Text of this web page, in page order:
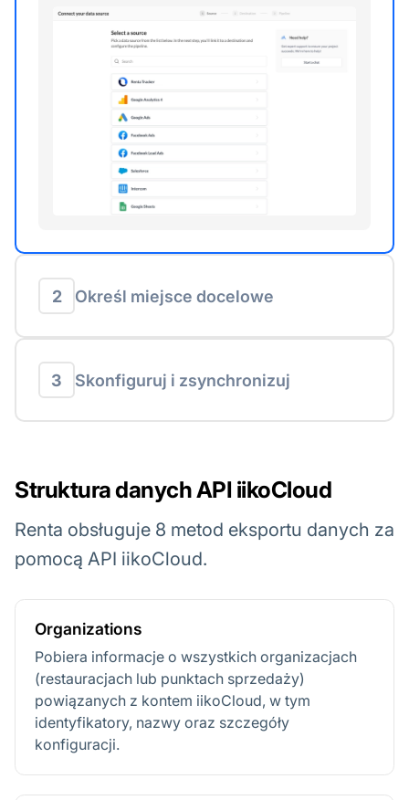
2 Określ miejsce docelowe
3 Skonfiguruj i zsynchronizuj
Struktura danych API iikoCloud
Renta obsługuje 8 metod eksportu danych za
pomocą API iikoCloud.
Organizations
Pobiera informacje o wszystkich organizacjach
(restauracjach lub punktach sprzedaży)
powiązanych z kontem iikoCloud, w tym
identyfikatory, nazwy oraz szczegóły
konfiguracji.